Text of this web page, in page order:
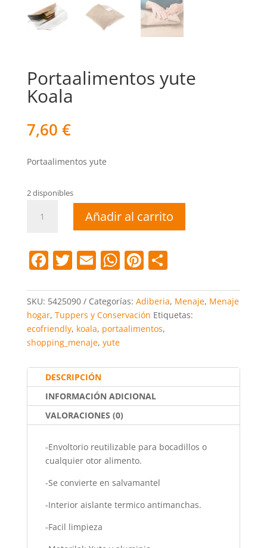
Portaalimentos yute
Koala
7,60 €
Portaalimentos yute
2 disponibles
Portaalimentos
yute
Añadir al carrito
F
c
e
b
o
o
k
T
itt
er
E
ai
l
W
at
s
A
p
Pi
er
e
st
C
m
p
SKU: 5425090 Categorías: Adiberia, Menaje, Menaje
hogar, Tuppers y Conservación Etiquetas:
ecofriendly, koala, portaalimentos,
shopping_menaje, yute
DESCRIPCIÓN
INFORMACIÓN ADICIONAL
VALORACIONES (0)
-Envoltorio reutilizable para bocadillos o
cualquier otor alimento.
-Se convierte en salvamantel
-Interior aislante termico antimanchas.
-Facil limpieza